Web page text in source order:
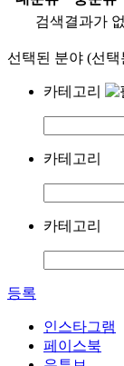
검색결과가
선택된 분야 (선
카테고리
카테고리
카테고리
등록
인스타그램
페이스북